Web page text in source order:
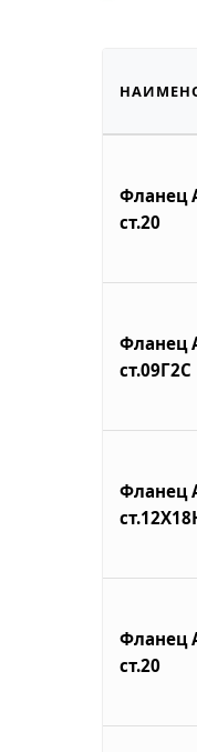
Фланец
ст.20
Фланец
ст.09Г2С
Фланец
Фланец
ст.20